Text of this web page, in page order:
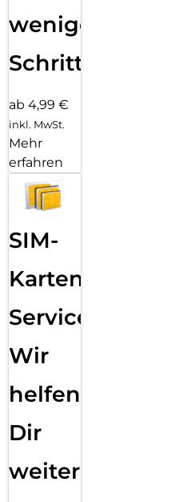
wenigen
Schritten
ab 4,99 €
inkl. MwSt.
Mehr
erfahren
SIM-
Karten
Service:
Wir
helfen
Dir
weiter